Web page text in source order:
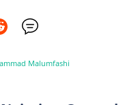
Malumfashi